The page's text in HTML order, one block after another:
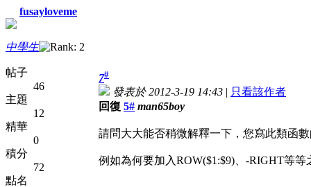
fusayloveme
中學生
帖子
46
主題
12
精華
0
積分
72
點名
7#
發表於 2012-3-19 14:43 | 只看該作者
回復 5# man65boy
請問大大能否稍微解釋一下，您寫此類函
例如為何要加入ROW($1:$9)、-RIGHT等